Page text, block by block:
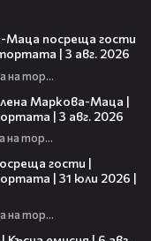
Маца посреща гости
| 3 авг. 2026
Черешката на тортата
Маркова-Маца |
| 3 авг. 2026
Черешката на тортата
гости |
| 31 юли 2026 |
Черешката на тортата